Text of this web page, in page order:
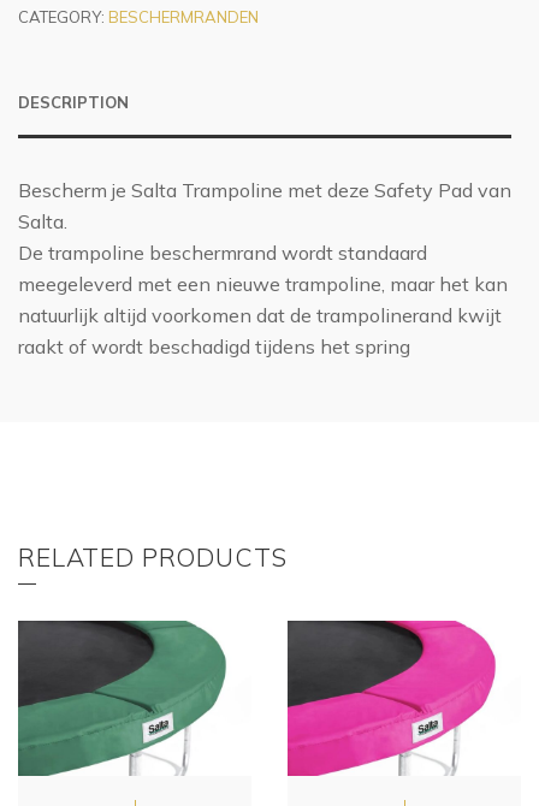
CATEGORY: BESCHERMRANDEN
DESCRIPTION
Bescherm je Salta Trampoline met deze Safety Pad van
Salta.
De trampoline beschermrand wordt standaard
meegeleverd met een nieuwe trampoline, maar het kan
natuurlijk altijd voorkomen dat de trampolinerand kwijt
raakt of wordt beschadigd tijdens het spring
RELATED PRODUCTS